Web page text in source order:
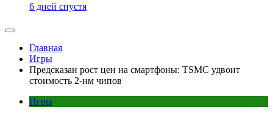
6 дней спустя
Главная
Игры
Предсказан рост цен на смартфоны: TSMC удвоит
стоимость 2-нм чипов
Игры